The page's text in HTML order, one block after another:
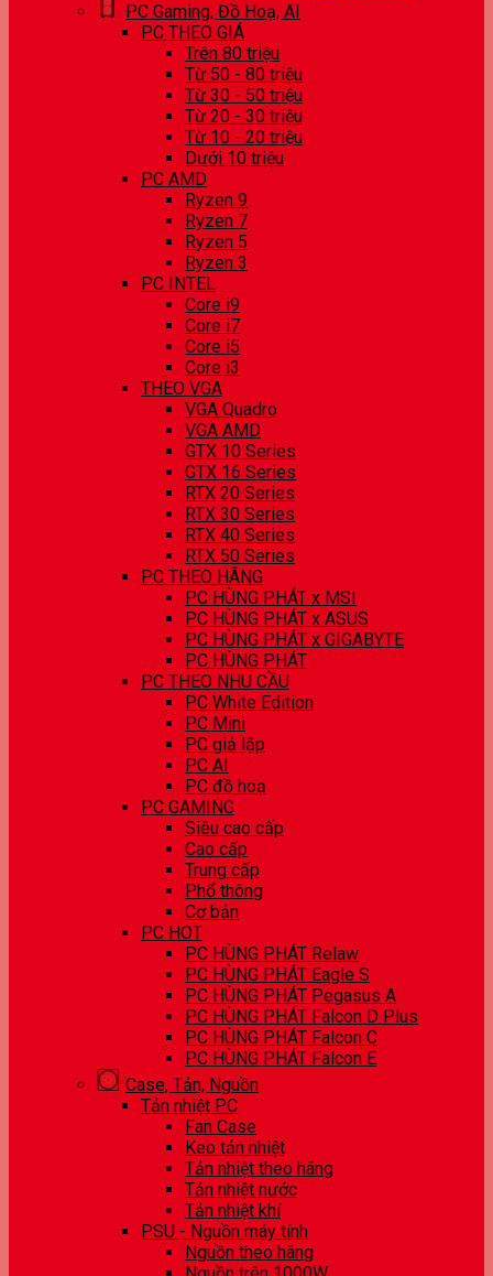
PC Gaming, Đồ Hoạ, AI
PC THEO GIÁ
Trên 80 triệu
Từ 50 - 80 triệu
Từ 30 - 50 triệu
Từ 20 - 30 triệu
Từ 10 - 20 triệu
Dưới 10 triệu
PC AMD
Ryzen 9
Ryzen 7
Ryzen 5
Ryzen 3
PC INTEL
Core i9
Core i7
Core i5
Core i3
THEO VGA
VGA Quadro
VGA AMD
GTX 10 Series
GTX 16 Series
RTX 20 Series
RTX 30 Series
RTX 40 Series
RTX 50 Series
PC THEO HÃNG
PC HÙNG PHÁT x MSI
PC HÙNG PHÁT x ASUS
PC HÙNG PHÁT x GIGABYTE
PC HÙNG PHÁT
PC THEO NHU CẦU
PC White Edition
PC Mini
PC giả lập
PC AI
PC đồ hoạ
PC GAMING
Siêu cao cấp
Cao cấp
Trung cấp
Phổ thông
Cơ bản
PC HOT
PC HÙNG PHÁT Relaw
PC HÙNG PHÁT Eagle S
PC HÙNG PHÁT Pegasus A
PC HÙNG PHÁT Falcon D Plus
PC HÙNG PHÁT Falcon C
PC HÙNG PHÁT Falcon E
Case, Tản, Nguồn
Tản nhiệt PC
Fan Case
Keo tản nhiệt
Tản nhiệt theo hãng
Tản nhiệt nước
Tản nhiệt khí
PSU - Nguồn máy tính
Nguồn theo hãng